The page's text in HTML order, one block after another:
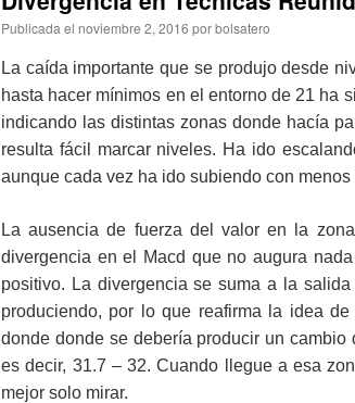
Publicada el noviembre 2, 2016 porbolsatero
La caída importante que se produjo desde
hasta hacer mínimos en el entorno de 21 ha
indicando las distintas zonas donde hacía
resulta fácil marcar niveles. Ha ido
aunque cada vez ha ido subiendo con menos
La ausencia de fuerza del valor en la
divergencia en el Macd que no augura
positivo. La divergencia se suma a la
produciendo, por lo que reafirma la idea
donde donde se debería producir un
es decir, 31.7 – 32. Cuando llegue a esa
mejor solo mirar.